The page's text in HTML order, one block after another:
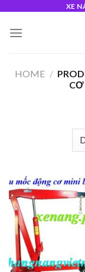
content
XE
HOME /